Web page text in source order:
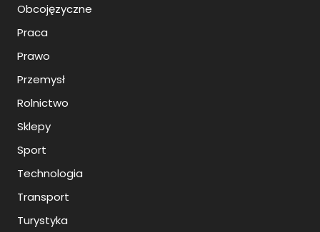
Obcojęzyczne
Praca
Prawo
Przemysł
Rolnictwo
Sklepy
Sport
Technologia
Transport
Turystyka